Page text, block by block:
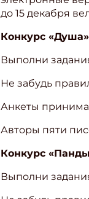
до 15 декабря
Конкурс «Душа»
Выполни
Не забудь
Анкеты
Авторы пяти
Конкурс
Выполни